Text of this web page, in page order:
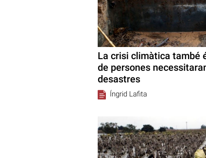
La crisi climàtica també
de persones
desastres
Íngrid Lafita